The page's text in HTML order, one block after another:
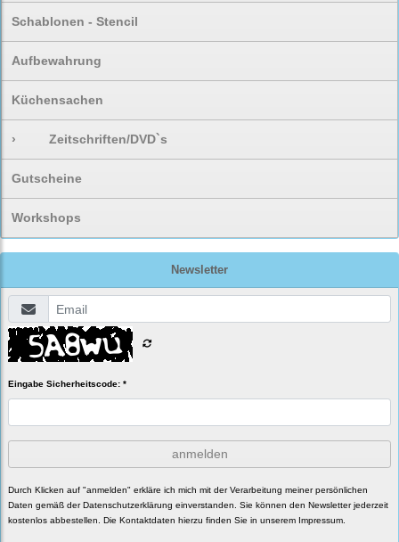
Schablonen - Stencil
Aufbewahrung
Küchensachen
› Zeitschriften/DVD`s
Gutscheine
Workshops
Newsletter
Eingabe Sicherheitscode: *
anmelden
Durch Klicken auf "anmelden" erkläre ich mich mit der Verarbeitung meiner persönlichen
Daten gemäß der Datenschutzerklärung einverstanden. Sie können den Newsletter jederzeit
kostenlos abbestellen. Die Kontaktdaten hierzu finden Sie in unserem Impressum.